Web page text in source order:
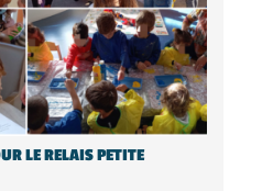
LE RELAIS PETITE